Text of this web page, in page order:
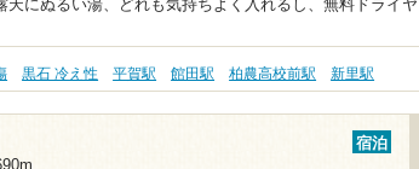
にぬるい湯、どれも気持ちよく入れるし、無料ドライヤ
黒石 冷え性 平賀駅 館田駅 柏農高校前駅 新里駅
宿泊